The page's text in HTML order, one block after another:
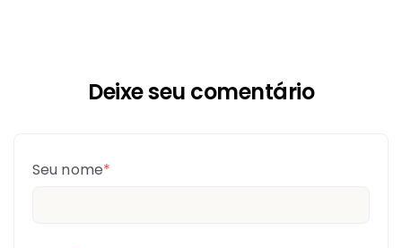
Deixe seu comentário
Seu nome*